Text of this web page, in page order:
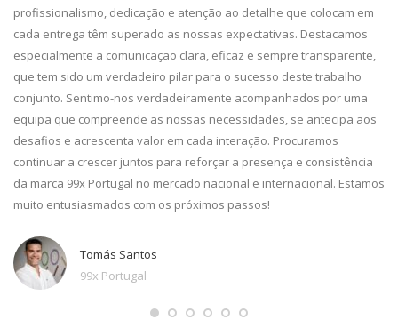
profissionalismo, dedicação e atenção ao detalhe que colocam em
cada entrega têm superado as nossas expectativas. Destacamos
especialmente a comunicação clara, eficaz e sempre transparente,
que tem sido um verdadeiro pilar para o sucesso deste trabalho
conjunto. Sentimo-nos verdadeiramente acompanhados por uma
equipa que compreende as nossas necessidades, se antecipa aos
desafios e acrescenta valor em cada interação. Procuramos
continuar a crescer juntos para reforçar a presença e consistência
da marca 99x Portugal no mercado nacional e internacional. Estamos
muito entusiasmados com os próximos passos!
Tomás Santos
99x Portugal